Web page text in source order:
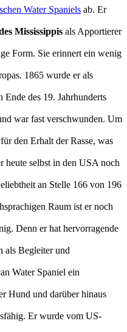
Water Spaniels ab. Er
Mississippis als Apportierer
Form. Sie erinnert ein wenig
1865 wurde er als
Ende des 19. Jahrhunderts
war fast verschwunden. Um
den Erhalt der Rasse, was
heute selbst in den USA noch
an Stelle 166 von 196
Raum ist er noch
Denn er hat hervorragende
als Begleiter und
Water Spaniel ein
Hund und darüber hinaus
Er wurde vom US-